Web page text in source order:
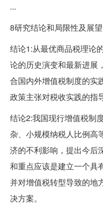
...
8研究结论和局限性及展望
结论1:从最优商品税理论
论的历史演变和最新进展
合国内外增值税制度的实
政策主张对税收实践的指
结论2:我国现行增值税制
杂、小规模纳税人比例高
济的不利影响，提出今后
和重点应该是建立一个具
并对增值税转型导致的地
决方案。